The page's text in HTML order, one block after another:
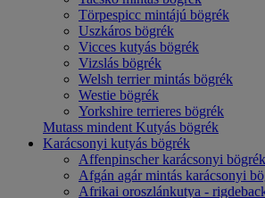
Törpespicc mintájú bögrék
Uszkáros bögrék
Vicces kutyás bögrék
Vizslás bögrék
Welsh terrier mintás bögrék
Westie bögrék
Yorkshire terrieres bögrék
Mutass mindent Kutyás bögrék
Karácsonyi kutyás bögrék
Affenpinscher karácsonyi bögrék
Afgán agár mintás karácsonyi
Afrikai oroszlánkutya -